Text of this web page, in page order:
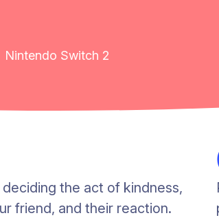
Nintendo Switch 2
the act of kindness,
friend, and their reaction.